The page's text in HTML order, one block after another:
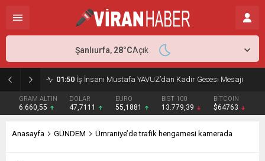
01:50 İş İnsanı Mustafa YAVUZ’dan Kadir Gecesi Mesajı
GRAM ALTIN
6.660,55
DOLAR
47,7111
EURO
55,1881
BIST 100
13.779,39
BITCOIN
$64763
Şanlıurfa, 28°CAçık
Anasayfa GÜNDEM Ümraniye’de trafik hengamesi kamerada